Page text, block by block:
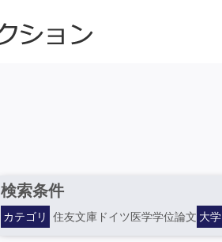
検索条件
カテゴリ 住友文庫ドイツ医学学位論文 大学